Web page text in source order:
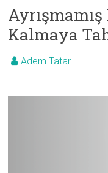
Kalmaya
Adem Tatar